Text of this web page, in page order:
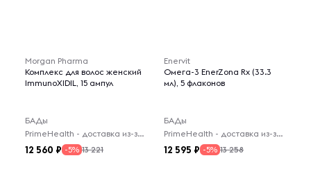
Morgan Pharma
Комплекс для волос женский
ImmunoXIDIL, 15 ампул
БАДы
PrimeHealth - доставка из-за рубежа
12 560 -5% 13 221
Enervit
Омега-3 EnerZona Rx (33.3
мл), 5 флаконов
БАДы
PrimeHealth - доставка из-за рубежа
12 595 -5% 13 258